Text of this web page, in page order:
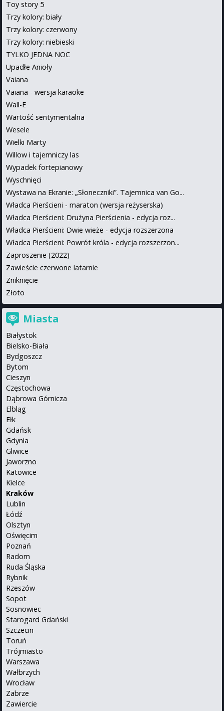
Toy story 5
Trzy kolory: biały
Trzy kolory: czerwony
Trzy kolory: niebieski
TYLKO JEDNA NOC
Upadłe Anioły
Vaiana
Vaiana - wersja karaoke
Wall-E
Wartość sentymentalna
Wesele
Wielki Marty
Willow i tajemniczy las
Wypadek fortepianowy
Wyschnięci
Wystawa na Ekranie: „Słoneczniki”. Tajemnica van Go...
Władca Pierścieni - maraton (wersja reżyserska)
Władca Pierścieni: Drużyna Pierścienia - edycja roz...
Władca Pierścieni: Dwie wieże - edycja rozszerzona
Władca Pierścieni: Powrót króla - edycja rozszerzon...
Zaproszenie (2022)
Zawieście czerwone latarnie
Zniknięcie
Złoto
Miasta
Białystok
Bielsko-Biała
Bydgoszcz
Bytom
Cieszyn
Częstochowa
Dąbrowa Górnicza
Elbląg
Ełk
Gdańsk
Gdynia
Gliwice
Jaworzno
Katowice
Kielce
Kraków
Lublin
Łódź
Olsztyn
Oświęcim
Poznań
Radom
Ruda Śląska
Rybnik
Rzeszów
Sopot
Sosnowiec
Starogard Gdański
Szczecin
Toruń
Trójmiasto
Warszawa
Wałbrzych
Wrocław
Zabrze
Zawiercie